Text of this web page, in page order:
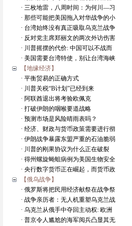
· 三枚地雷，八周时间：为何川—习
· 那些可能把美国拖入对华战争的小
· 台湾始终没有真正吸取乌克兰战争
· 反对党主席郑丽文的两次外访伤害
· 川普摇摆的代价: 中国可以不战而
· 美国需要台湾特使，别让台湾海峡
【地缘经济】
· 平衡贸易的正确方式
· 川普关税“B计划”已经到来
· 阿联酋退出将考验欧佩克
· 打破伊朗的咽喉要道战略
· 预测市场是风险晴雨表吗？
· 经济、财政与货币政策需要进行彻
· 伊朗战争暴露东盟严重的石油脆弱
· 川普的刚果协议为什么正在破裂
· 得州螺旋蝇蛆病例为美国生物安全
· 央行数字货币正在崛起，而货币政
【俄乌战争】
· 俄罗斯将把民用经济献祭在战争祭
· 战争亲历者：无人机重塑乌克兰战
· 乌克兰从俄手中夺回主动权: 欧洲
· 普京令人尴尬的海军阅兵凸显其无